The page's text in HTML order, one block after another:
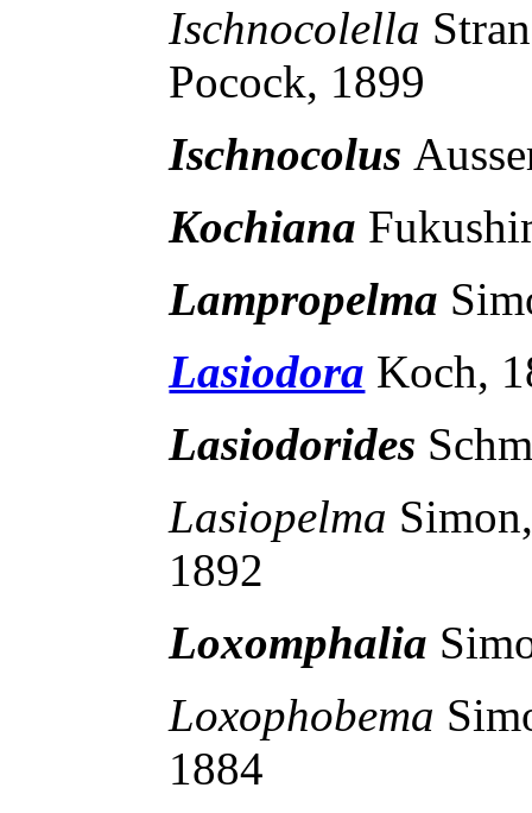
Ischnocolella
Pocock, 1899
Ischnocolus
Kochiana
Lampropelma
Lasiodora Koch,
Lasiodorides
Lasiopelma
1892
Loxomphalia
Loxophobema
1884